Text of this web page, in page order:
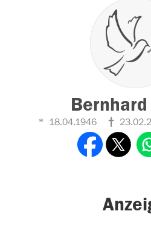
18.04.1946